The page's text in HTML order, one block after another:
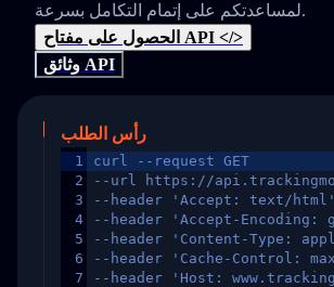
لمساعدتكم على إتمام التكامل بسرعة.
الحصول على مفتاح API </>
وثائق API
رأس الطلب
1
2
3
4
5
6
7
curl --request GET
--url https://
--header 'Accept: text/html'
--header 'Accept-
--header 'Content-Type:
--header 'Cache-Control:
--header 'Host: